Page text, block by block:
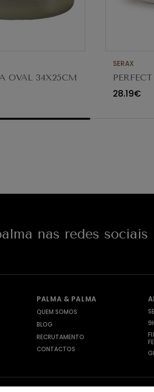
OVAL 34X25CM
CARDAMOMO
SERAX
TAÇA
28.19€
nas redes sociais
PALMA & PALMA
QUEM SOMOS
BLOG
RECRUTAMENTO
CONTACTOS